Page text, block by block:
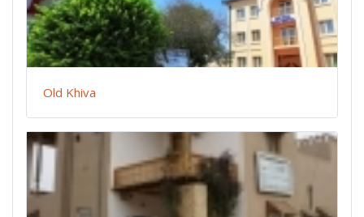
Old Khiva